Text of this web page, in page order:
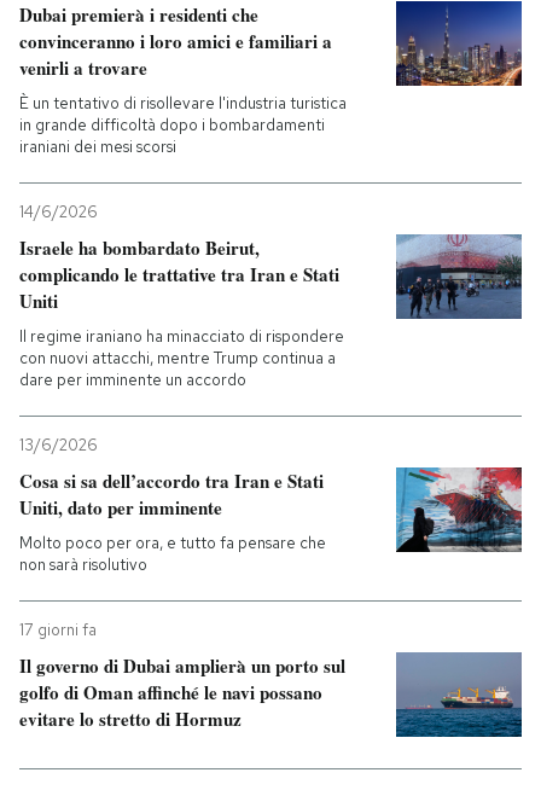
Dubai premierà i residenti che
convinceranno i loro amici e familiari a
venirli a trovare
È un tentativo di risollevare l'industria turistica
in grande difficoltà dopo i bombardamenti
iraniani dei mesi scorsi
14/6/2026
Israele ha bombardato Beirut,
complicando le trattative tra Iran e Stati
Uniti
Il regime iraniano ha minacciato di rispondere
con nuovi attacchi, mentre Trump continua a
dare per imminente un accordo
13/6/2026
Cosa si sa dell’accordo tra Iran e Stati
Uniti, dato per imminente
Molto poco per ora, e tutto fa pensare che
non sarà risolutivo
17 giorni fa
Il governo di Dubai amplierà un porto sul
golfo di Oman affinché le navi possano
evitare lo stretto di Hormuz